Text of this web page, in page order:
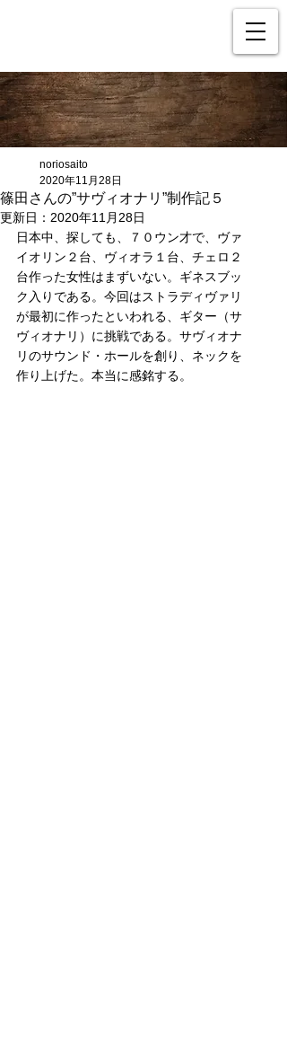
篠田さんの”サヴィオナリ”制作記５
noriosaito
2020年11月28日
更新日： 2020年11月28日
日本中、探しても、７０ウン才で、ヴァ
イオリン２台、ヴィオラ１台、チェロ２
台作った女性はまずいない。ギネスブッ
ク入りである。今回はストラディヴァリ
が最初に作ったといわれる、ギター（サ
ヴィオナリ）に挑戦である。サヴィオナ
リのサウンド・ホールを創り、ネックを
作り上げた。本当に感銘する。